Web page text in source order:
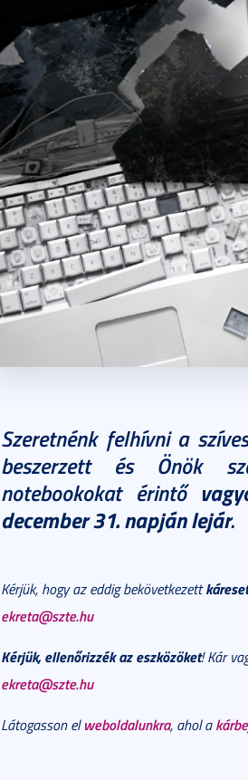
Szeretnénk felhívni a
beszerzett és Önök
notebookokat érintő
december 31. napján lejár.
Kérjük, hogy az eddig bekövetkezett
ekreta@szte.hu
Kérjük, ellenőrizzék az eszközöket! Kár
ekreta@szte.hu
Látogasson elweboldalunkra, ahol a